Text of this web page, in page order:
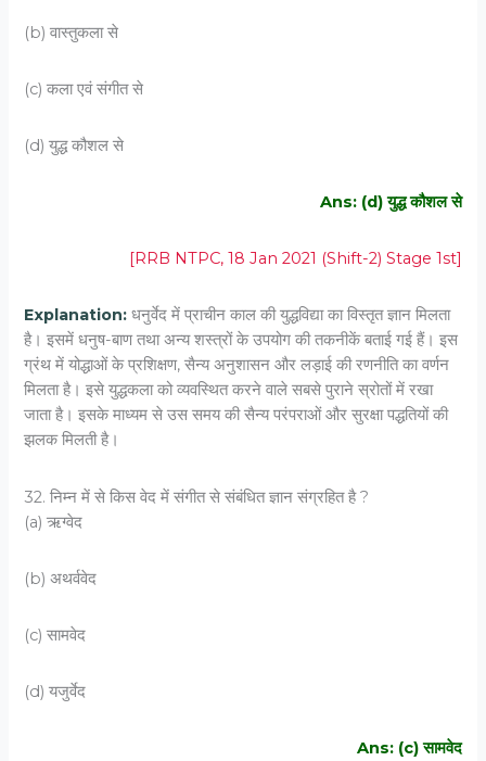
(b) वास्तुकला से
(c) कला एवं संगीत से
(d) युद्ध कौशल से
Ans: (d) युद्ध कौशल से
[RRB NTPC, 18 Jan 2021 (Shift-2) Stage 1st]
Explanation: धनुर्वेद में प्राचीन काल की युद्धविद्या का विस्तृत ज्ञान मिलता
है। इसमें धनुष-बाण तथा अन्य शस्त्रों के उपयोग की तकनीकें बताई गई हैं। इस
ग्रंथ में योद्धाओं के प्रशिक्षण, सैन्य अनुशासन और लड़ाई की रणनीति का वर्णन
मिलता है। इसे युद्धकला को व्यवस्थित करने वाले सबसे पुराने स्रोतों में रखा
जाता है। इसके माध्यम से उस समय की सैन्य परंपराओं और सुरक्षा पद्धतियों की
झलक मिलती है।
32. निम्न में से किस वेद में संगीत से संबंधित ज्ञान संग्रहित है ?
(a) ऋग्वेद
(b) अथर्ववेद
(c) सामवेद
(d) यजुर्वेद
Ans: (c) सामवेद